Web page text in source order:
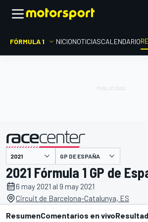
FÓRMULA 1 INICIONOTICIASCALENDARIO
presentado por GP DE ESPAÑA
2021 Fórmula 1 GP de
6 may 2021 al 9 may 2021
Circuit de Barcelona-Catalunya, ES
ResumenComentarios en vivo